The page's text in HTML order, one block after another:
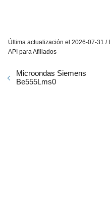
Última actualización el 2026-07-31 /
API para Afiliados
Microondas Siemens
Be555Lms0